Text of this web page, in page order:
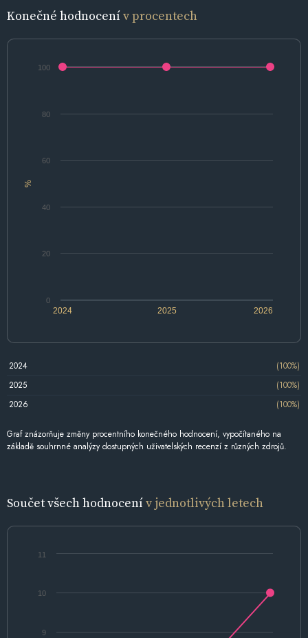
Konečné hodnocenív procentech
%
2024 2025 2026
0
20
40
60
80
100
2024
(100%)
2025
(100%)
2026
(100%)
Graf znázorňuje změny procentního konečného hodnocení, vypočítaného na
základě souhrnné analýzy dostupných uživatelských recenzí z různých zdrojů.
Součet všech hodnocenív jednotlivých letech
9
10
11